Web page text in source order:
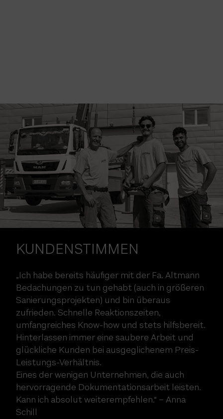
KUNDENSTIMMEN
„Ich habe bereits häufiger mit der Fa. Altmann
Bedachungen zu tun gehabt (auch in größeren
Sanierungsprojekten) und bin überaus
zufrieden. Schnelle Reaktionszeiten,
umfangreiches Know-how und stets hilfsbereit.
Hinterlassen immer eine saubere Arbeit und
glückliche Kunden bei ausgeglichenem Preis-
Leistungs-Verhältnis.
Eines der wenigen Unternehmen, die auch
hervorragende Dokumentationsarbeit leisten.
Kann ich absolut weiterempfehlen.“ – Anna
Schill